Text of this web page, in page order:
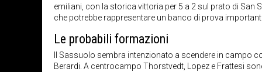
emiliani, con la storica vittoria per 5 a 2 sul prato di San
che potrebbe rappresentare un banco di prova
Le probabili formazioni
Il Sassuolo sembra intenzionato a scendere in campo
Berardi. A centrocampo Thorstvedt, Lopez e Frattesi